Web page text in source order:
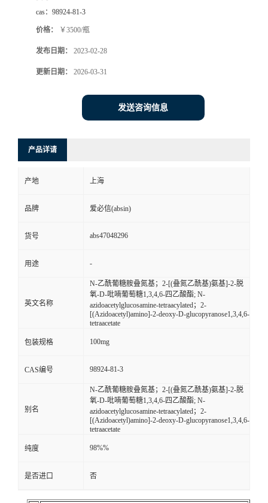
cas： 98924-81-3
价格： ￥3500/瓶
发布日期： 2023-02-28
更新日期： 2026-03-31
发送咨询信息
产品详请
产地 上海
品牌 爱必信(absin)
货号 abs47048296
用途 -
英文名称
N-乙酰葡糖胺叠氮基；2-[(叠氮乙酰基)氨基]-2-脱
氧-D-吡喃葡萄糖1,3,4,6-四乙酸酯; N-
azidoacetylglucosamine-tetraacylated；2-
[(Azidoacetyl)amino]-2-deoxy-D-glucopyranose1,3,4,6-
tetraacetate
包装规格 100mg
CAS编号 98924-81-3
别名
N-乙酰葡糖胺叠氮基；2-[(叠氮乙酰基)氨基]-2-脱
氧-D-吡喃葡萄糖1,3,4,6-四乙酸酯; N-
azidoacetylglucosamine-tetraacylated；2-
[(Azidoacetyl)amino]-2-deoxy-D-glucopyranose1,3,4,6-
tetraacetate
纯度 98%%
是否进口 否